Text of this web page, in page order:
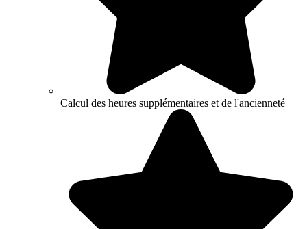
Calcul des heures supplémentaires et de l'ancienneté